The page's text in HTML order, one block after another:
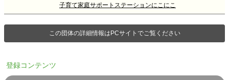
子育て家庭サポートステーションにこにこ
この団体の詳細情報はPCサイトでご覧ください
登録コンテンツ